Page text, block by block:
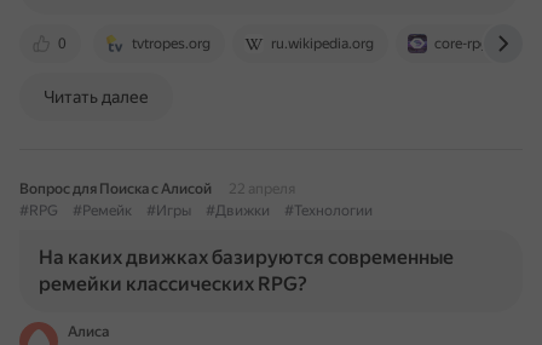
0 tvtropes.org ru.wikipedia.org core-rpg.net
Читать далее
Вопрос для Поиска с Алисой
22 апреля
#RPG
#Ремейк #Игры #Движки #Технологии
На каких движках базируются современные
ремейки классических RPG?
Алиса